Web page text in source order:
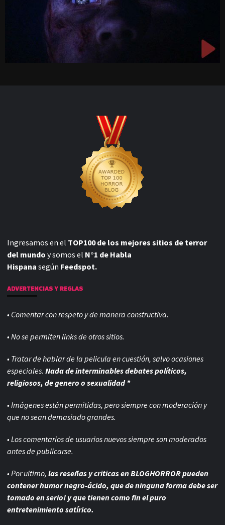
Ingresamos en el TOP100 de los mejores sitios de terror
del mundo y somos el N°1 de Habla
Hispana según Feedspot.
ADVERTENCIAS Y REGLAS
• Comentar con respeto y de manera constructiva.
• No se permiten links de otros sitios.
• Tratar de hablar de la pelicula en cuestión, salvo ocasiones
especiales. Nada de interminables debates políticos,
religiosos, de genero o sexualidad *
• Imágenes están permitidas, pero siempre conmoderación y
que no sean demasiado grandes.
• Los comentarios de usuarios nuevos siempre son moderados
antes de publicarse.
• Por ultimo, las reseñas y criticas en BLOGHORROR pueden
contener humor negro-ácido, que de ninguna forma debe ser
tomado en serio! y que tienen como fin el puro
entretenimiento satírico.